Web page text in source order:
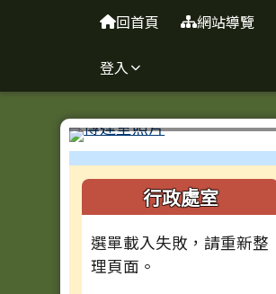
台南市南新國中
回首頁 網站導覽
登入
工具列
左邊區域內容
行政處室
選單載入失敗，請重新整
理頁面。
頁尾區域